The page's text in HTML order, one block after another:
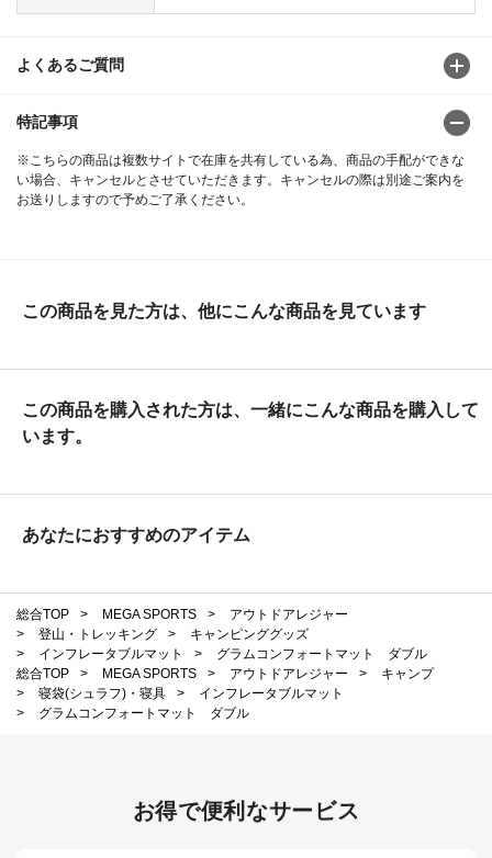
よくあるご質問
特記事項
※こちらの商品は複数サイトで在庫を共有している為、商品の手配ができな
い場合、キャンセルとさせていただきます。キャンセルの際は別途ご案内を
お送りしますので予めご了承ください。
この商品を見た方は、他にこんな商品を見ています
この商品を購入された方は、一緒にこんな商品を購入して
います。
あなたにおすすめのアイテム
総合TOP > MEGA SPORTS >
アウトドアレジャー
>
登山・トレッキング >
キャンピンググッズ
>
インフレータブルマット >
グラムコンフォートマット ダブル
総合TOP
> MEGA SPORTS > アウトドアレジャー >
キャンプ
>
寝袋(シュラフ)・寝具 >
インフレータブルマット
>
グラムコンフォートマット ダブル
お得で便利なサービス